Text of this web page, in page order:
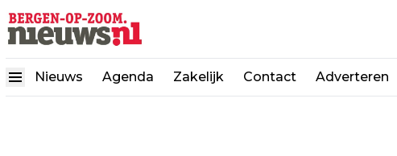
Nieuws Agenda Zakelijk Contact Adverteren